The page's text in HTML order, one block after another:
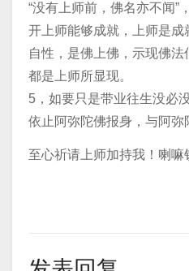
“没有上师前，佛名亦不闻”
开上师能够成就，上师是成
自性，是佛上佛，示现佛
都是上师所显现。
5，如要只是带业往生没必
依止阿弥陀佛报身，与阿弥
至心祈请上师加持我！喇嘛